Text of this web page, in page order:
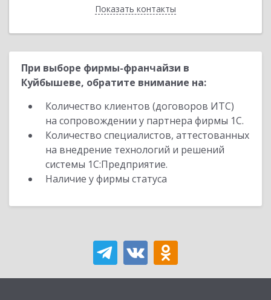
Показать контакты
Назад
При выборе фирмы-франчайзи в
Куйбышеве, обратите внимание на:
Количество клиентов (договоров ИТС)
на сопровождении у партнера фирмы 1С.
Количество специалистов, аттестованных
на внедрение технологий и решений
системы 1С:Предприятие.
Наличие у фирмы статуса